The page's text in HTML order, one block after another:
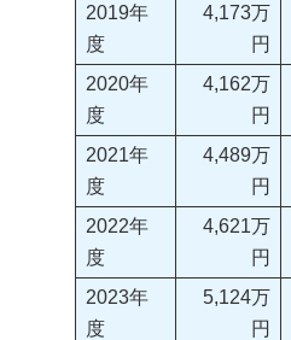
2019年
度
4,173万
円
2020年
度
4,162万
円
2021年
度
4,489万
円
2022年
度
4,621万
円
2023年
度
5,124万
円